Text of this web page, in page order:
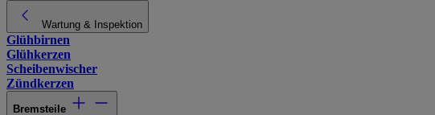
Wartung & Inspektion
Glühbirnen
Glühkerzen
Scheibenwischer
Zündkerzen
Bremsteile